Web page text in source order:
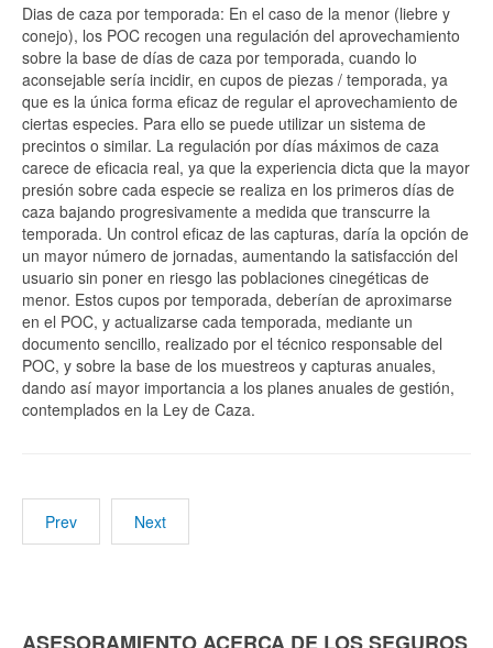
Dias de caza por temporada: En el caso de la menor (liebre y
conejo), los POC recogen una regulación del aprovechamiento
sobre la base de días de caza por temporada, cuando lo
aconsejable sería incidir, en cupos de piezas / temporada, ya
que es la única forma eficaz de regular el aprovechamiento de
ciertas especies. Para ello se puede utilizar un sistema de
precintos o similar. La regulación por días máximos de caza
carece de eficacia real, ya que la experiencia dicta que la mayor
presión sobre cada especie se realiza en los primeros días de
caza bajando progresivamente a medida que transcurre la
temporada. Un control eficaz de las capturas, daría la opción de
un mayor número de jornadas, aumentando la satisfacción del
usuario sin poner en riesgo las poblaciones cinegéticas de
menor. Estos cupos por temporada, deberían de aproximarse
en el POC, y actualizarse cada temporada, mediante un
documento sencillo, realizado por el técnico responsable del
POC, y sobre la base de los muestreos y capturas anuales,
dando así mayor importancia a los planes anuales de gestión,
contemplados en la Ley de Caza.
Prev Next
ASESORAMIENTO ACERCA DE LOS SEGUROS